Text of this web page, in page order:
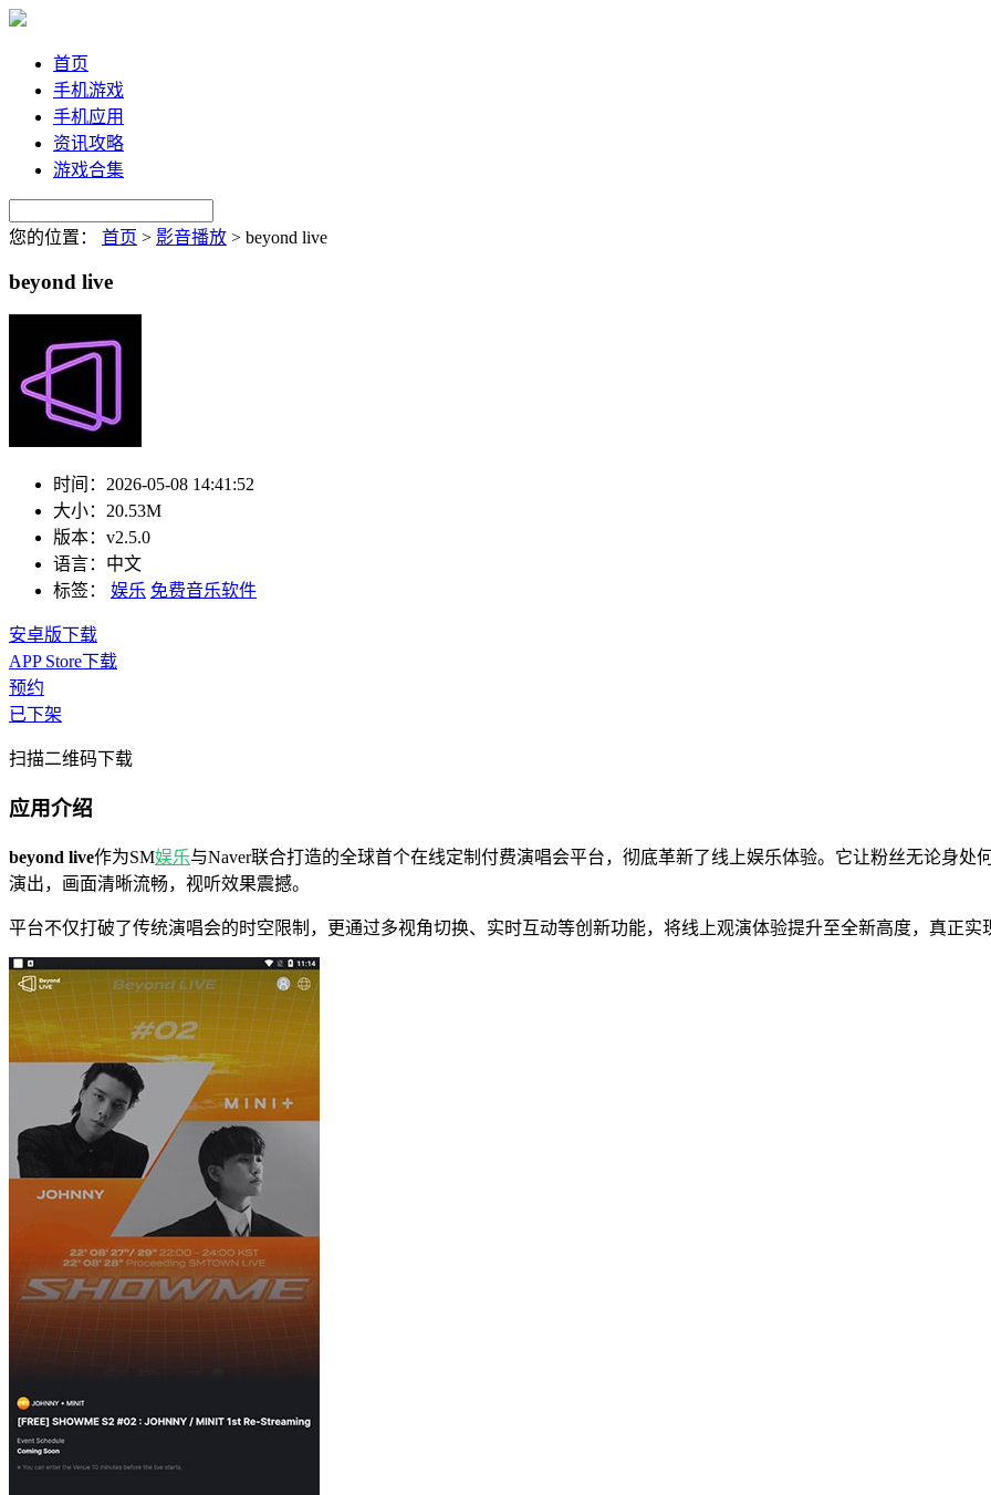
首页
手机游戏
手机应用
资讯攻略
游戏合集
您的位置： 首页 > 影音播放 > beyond live
beyond live
时间： 2026-05-08 14:41:52
大小： 20.53M
版本： v2.5.0
语言： 中文
标签：
娱乐 免费音乐软件
安卓版下载
APP Store下载
预约
已下架
扫描二维码下载
应用介绍
beyond live作为SM娱乐与Naver联合打造的全球首个在线定制付费演唱会平台，彻底革新了线上娱乐体验。它让粉丝无论身
演出，画面清晰流畅，视听效果震撼。
平台不仅打破了传统演唱会的时空限制，更通过多视角切换、实时互动等创新功能，将线上观演体验提升至全新高度，真正实